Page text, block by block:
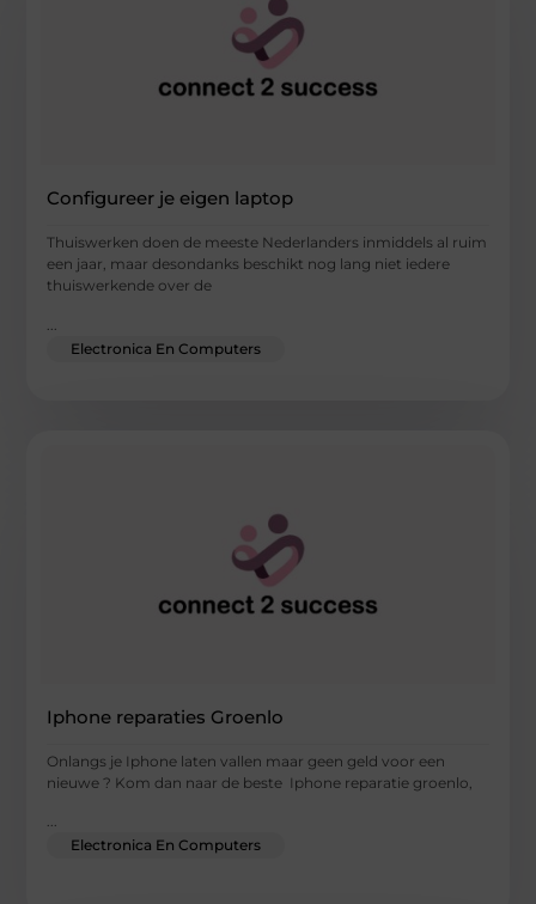
Configureer je eigen laptop
Thuiswerken doen de meeste Nederlanders inmiddels al ruim
een jaar, maar desondanks beschikt nog lang niet iedere
thuiswerkende over de
Electronica En Computers
Iphone reparaties Groenlo
Onlangs je Iphone laten vallen maar geen geld voor een
nieuwe ? Kom dan naar de beste Iphone reparatie groenlo,
...
Electronica En Computers